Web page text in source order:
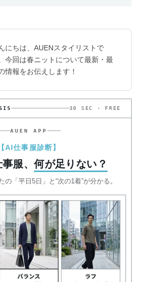
にちは、AUENスタイリストで
今回は春ニットについて最新・最
情報をお伝えします！
30 SEC · FREE
AUEN APP
【AI仕事服診断】
事服、何が足りない？
「平日5日」と“次の1着”が分かる。